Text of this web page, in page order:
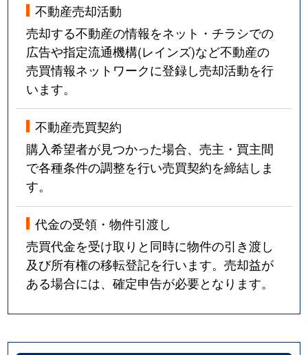
不動産売却活動
売却する不動産の情報をネット・チラシでの
広告や指定流通機構(レインズ)など不動産の
売買情報ネットワークに登録し売却活動を行
います。
不動産売買契約
購入希望者が見つかった場合、売主・買主間
で各種条件の調整を行い売買契約を締結しま
す。
代金の受領・物件引渡し
売買代金を受け取りと同時に物件の引き渡し
及び所有権の移転登記を行います。売却益が
ある場合には、確定申告が必要となります。